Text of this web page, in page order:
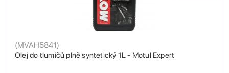
Olej do tlumičů plně syntetický 1L - Motul Expert
(MVAH5841)